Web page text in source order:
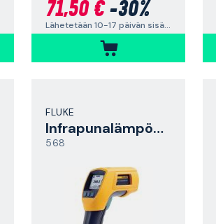
71,50 €-30%
Lähetetään 10-17 päivän sisällä
FLUKE
Infrapunalämpömittari
568